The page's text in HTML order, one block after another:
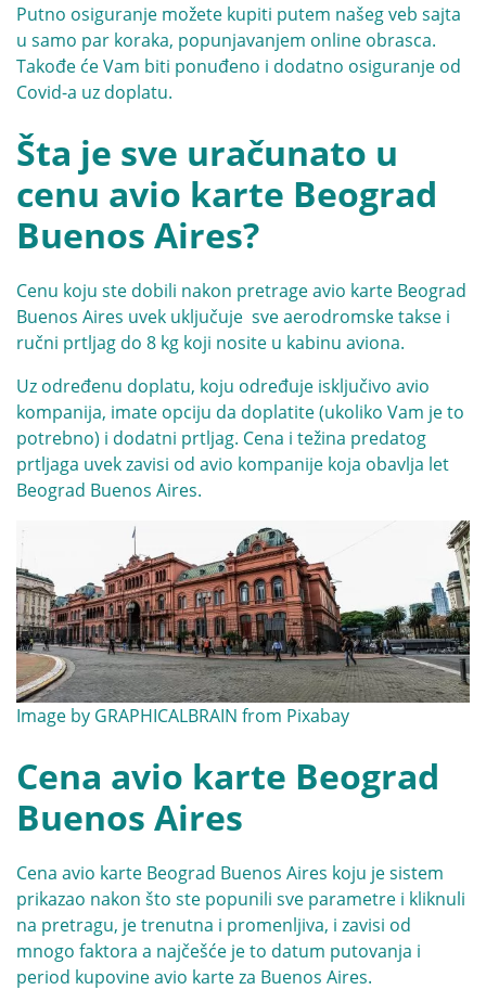
Putno osiguranje možete kupiti putem našeg veb sajta
u samo par koraka, popunjavanjem online obrasca.
Takođe će Vam biti ponuđeno i dodatno osiguranje od
Covid-a uz doplatu.
Šta je sve uračunato u
cenu avio karte Beograd
Buenos Aires?
Cenu koju ste dobili nakon pretrage avio karte Beograd
Buenos Aires uvek uključuje sve aerodromske takse i
ručni prtljag do 8 kg koji nosite u kabinu aviona.
Uz određenu doplatu, koju određuje isključivo avio
kompanija, imate opciju da doplatite (ukoliko Vam je to
potrebno) i dodatni prtljag. Cena i težina predatog
prtljaga uvek zavisi od avio kompanije koja obavlja let
Beograd Buenos Aires.
Image by GRAPHICALBRAIN from Pixabay
Cena avio karte Beograd
Buenos Aires
Cena avio karte Beograd Buenos Aires koju je sistem
prikazao nakon što ste popunili sve parametre i kliknuli
na pretragu, je trenutna i promenljiva, i zavisi od
mnogo faktora a najčešće je to datum putovanja i
period kupovine avio karte za Buenos Aires.